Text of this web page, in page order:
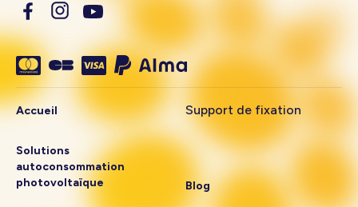
Accueil
Solutions
autoconsommation
photovoltaïque
Support de fixation
Blog